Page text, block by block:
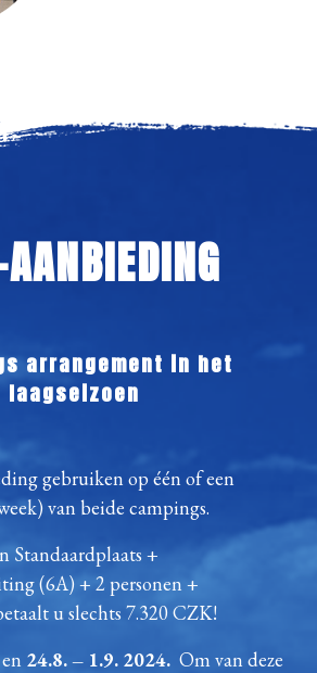
arrangement in het
laagseizoen
gebruiken op één of een
van beide campings.
Standaardplaats +
(6A) + 2 personen +
u slechts 7.320 CZK!
en 24.8. – 1.9. 2024. Om van deze